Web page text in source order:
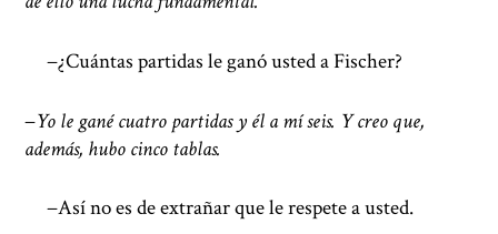
−¿Cuántas partidas le ganó usted a Fischer?
−Yo le gané cuatro partidas y él a mí seis. Y creo que,
además, hubo cinco tablas.
−Así no es de extrañar que le respete a usted.